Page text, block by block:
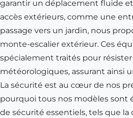
garantir un déplacement fluide et
accès extérieurs, comme une
passage vers un jardin, nous
monte-escalier extérieur. Ces
spécialement traités pour
météorologiques, assurant ainsi
La sécurité est au cœur de nos
pourquoi tous nos modèles sont
de sécurité essentiels, tels que